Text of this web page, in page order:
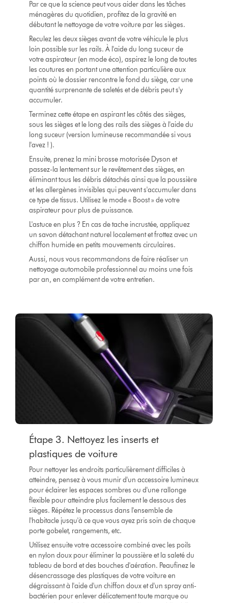
Par ce que la science peut vous aider dans les tâches
ménagères du quotidien, profitez de la gravité en
débutant le nettoyage de votre voiture par les sièges.
Reculez les deux sièges avant de votre véhicule le plus
loin possible sur les rails. À l'aide du long suceur de
votre aspirateur (en mode éco), aspirez le long de toutes
les coutures en portant une attention particulière aux
points où le dossier rencontre le fond du siège, car une
quantité surprenante de saletés et de débris peut s'y
accumuler.
Terminez cette étape en aspirant les côtés des sièges,
sous les sièges et le long des rails des sièges à l'aide du
long suceur (version lumineuse recommandée si vous
l'avez ! ).
Ensuite, prenez la mini brosse motorisée Dyson et
passez-la lentement sur le revêtement des sièges, en
éliminant tous les débris détachés ainsi que la poussière
et les allergènes invisibles qui peuvent s'accumuler dans
ce type de tissus. Utilisez le mode « Boost » de votre
aspirateur pour plus de puissance.
L'astuce en plus ? En cas de tache incrustée, appliquez
un savon détachant naturel localement et frottez avec un
chiffon humide en petits mouvements circulaires.
Aussi, nous vous recommandons de faire réaliser un
nettoyage automobile professionnel au moins une fois
par an, en complément de votre entretien.
Étape 3. Nettoyez les inserts et
plastiques de voiture
Pour nettoyer les endroits particulièrement difficiles à
atteindre, pensez à vous munir d'un accessoire lumineux
pour éclairer les espaces sombres ou d'une rallonge
flexible pour atteindre plus facilement le dessous des
sièges. Répétez le processus dans l'ensemble de
l'habitacle jusqu'à ce que vous ayez pris soin de chaque
porte gobelet, rangements, etc.
Utilisez ensuite votre accessoire combiné avec les poils
en nylon doux pour éliminer la poussière et la saleté du
tableau de bord et des bouches d'aération. Peaufinez le
désencrassage des plastiques de votre voiture en
dégraissant à l'aide d'un chiffon doux et d'un spray anti-
bactérien pour enlever délicatement toute marque ou